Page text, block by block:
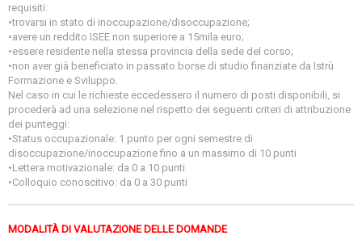
requisiti:
•trovarsi in stato di inoccupazione/disoccupazione;
•avere un reddito ISEE non superiore a 15mila euro;
•essere residente nella stessa provincia della sede del corso;
•non aver già beneficiato in passato borse di studio finanziate da Istrù
Formazione e Sviluppo.
Nel caso in cui le richieste eccedessero il numero di posti disponibili, si
procederà ad una selezione nel rispetto dei seguenti criteri di attribuzione
dei punteggi:
•Status occupazionale: 1 punto per ogni semestre di
disoccupazione/inoccupazione fino a un massimo di 10 punti
•Lettera motivazionale: da 0 a 10 punti
•Colloquio conoscitivo: da 0 a 30 punti
MODALITÀ DI VALUTAZIONE DELLE DOMANDE